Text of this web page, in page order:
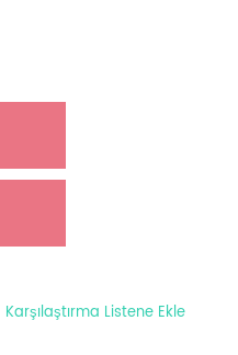
Karşılaştırma Listene Ekle